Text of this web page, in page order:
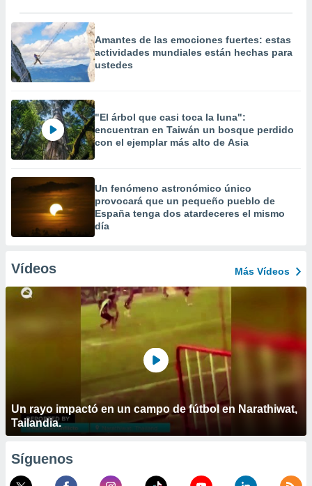
Amantes de las emociones fuertes: estas
actividades mundiales están hechas para
ustedes
"El árbol que casi toca la luna":
encuentran en Taiwán un bosque perdido
con el ejemplar más alto de Asia
Un fenómeno astronómico único
provocará que un pequeño pueblo de
España tenga dos atardeceres el mismo
día
Vídeos Más Vídeos
Un rayo impactó en un campo de fútbol en Narathiwat,
Tailandia.
Síguenos